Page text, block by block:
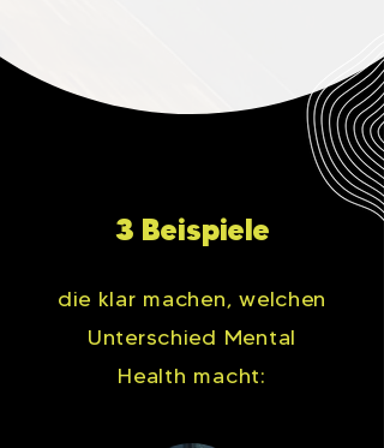
3 Beispiele
die klar machen, welchen
Unterschied Mental
Health macht: